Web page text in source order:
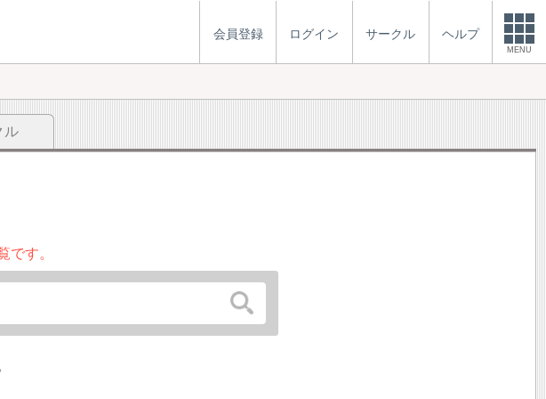
会員登録 ログイン サークル ヘルプ
MENU
ル
です。